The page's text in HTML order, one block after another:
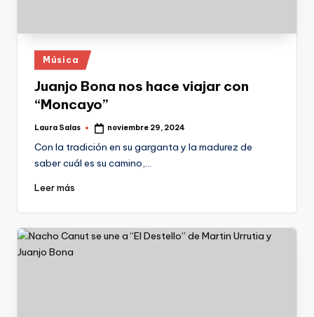
Publicado
en
Música
Juanjo Bona nos hace viajar con
“Moncayo”
Publicado
Laura Salas noviembre 29, 2024
Con la tradición en su garganta y la madurez de
saber cuál es su camino,…
Leer más